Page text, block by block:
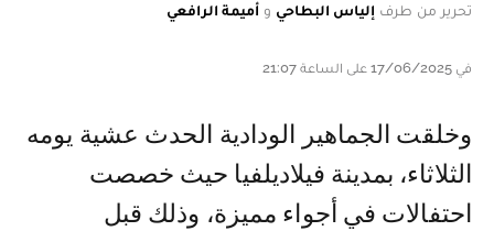
تحرير من طرف إلياس البطاحي و أميمة الرافعي
في 17/06/2025 على الساعة 21:07
وخلقت الجماهير الودادية الحدث عشية يومه
الثلاثاء، بمدينة فيلاديلفيا حيث خصصت
احتفالات في أجواء مميزة، وذلك قبل